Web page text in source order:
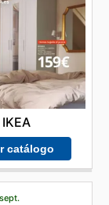
IKEA
catálogo